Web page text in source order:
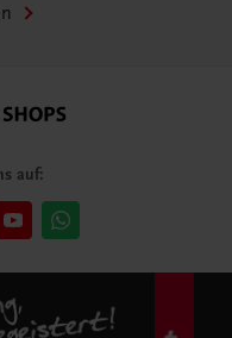
auf: